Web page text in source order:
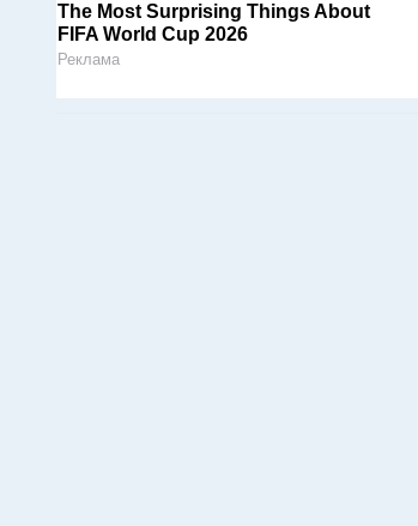
The Most Surprising Things About
FIFA World Cup 2026
Реклама